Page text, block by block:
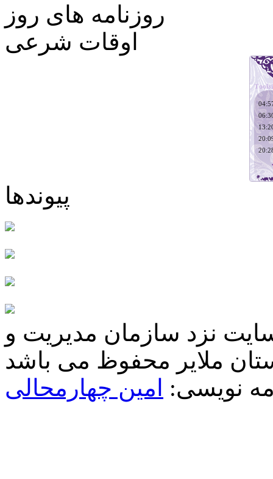
روزنامه های روز
اوقات شرعی
پیوندها
نزد سازمان مدیریت و
نویسی: امین چهارمحالی